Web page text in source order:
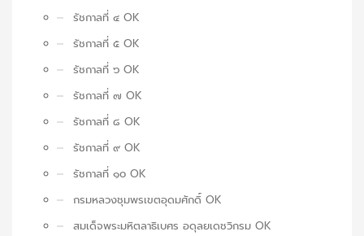
รัชกาลที่ ๔ OK
รัชกาลที่ ๕ OK
รัชกาลที่ ๖ OK
รัชกาลที่ ๗ OK
รัชกาลที่ ๘ OK
รัชกาลที่ ๙ OK
รัชกาลที่ ๑๐ OK
กรมหลวงชุมพรเขตอุดมศักดิ์ OK
สมเด็จพระมหิตลาธิเบศร อดุลยเดชวิกรม OK